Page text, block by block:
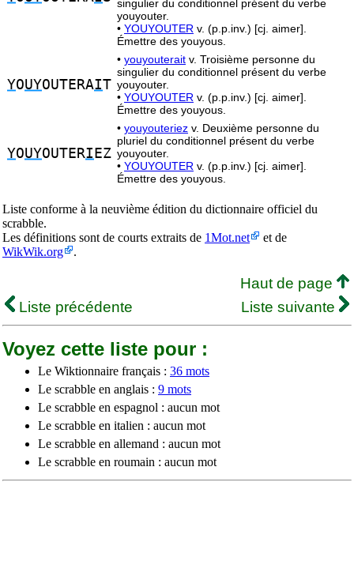
singulier du conditionnel présent du verbe
youyouter.
• YOUYOUTER v. (p.p.inv.) [cj. aimer].
Émettre des youyous.
YOUYOUTERAIT
• youyouterait v. Troisième personne du
singulier du conditionnel présent du verbe
youyouter.
• YOUYOUTER v. (p.p.inv.) [cj. aimer].
Émettre des youyous.
YOUYOUTERI EZ
• youyouteriez v. Deuxième personne du
pluriel du conditionnel présent du verbe
youyouter.
• YOUYOUTER v. (p.p.inv.) [cj. aimer].
Émettre des youyous.
Liste conforme à la neuvième édition du dictionnaire officiel du
scrabble.
Les définitions sont de courts extraits de 1Mot.net
et de
WikWik.org
.
Haut de page
Liste précédente
Liste suivante
Voyez cette liste pour :
Le Wiktionnaire français : 36 mots
Le scrabble en anglais : 9 mots
Le scrabble en espagnol : aucun mot
Le scrabble en italien : aucun mot
Le scrabble en allemand : aucun mot
Le scrabble en roumain : aucun mot